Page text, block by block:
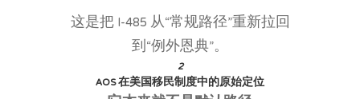
这是把 I-485 从“常规路径”重新拉回
到“例外恩典”。
2
AOS 在美国移民制度中的原始定位